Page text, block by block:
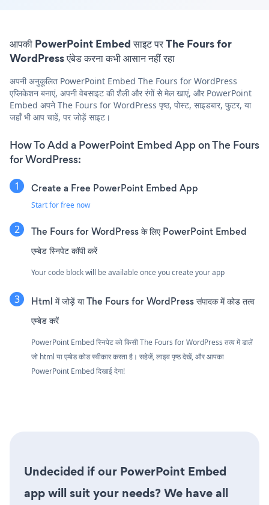
आपकी PowerPoint Embed साइट पर The Fours for
WordPress एंबेड करना कभी आसान नहीं रहा
अपनी अनुकूलित PowerPoint Embed The Fours for WordPress
एप्लिकेशन बनाएं, अपनी वेबसाइट की शैली और रंगों से मेल खाएं, और PowerPoint
Embed अपने The Fours for WordPress पृष्ठ, पोस्ट, साइडबार, फुटर, या
जहाँ भी आप चाहें, पर जोड़ें साइट।
How To Add a PowerPoint Embed App on The Fours
for WordPress:
Create a Free PowerPoint Embed App
Start for free now
The Fours for WordPress के लिए PowerPoint Embed
एम्बेड स्निपेट कॉपी करें
Your code block will be available once you create your app
Html में जोड़ें या The Fours for WordPress संपादक में कोड तत्व
एम्बेड करें
PowerPoint Embed स्निपेट को किसी The Fours for WordPress तत्व में डालें
जो html या एम्बेड कोड स्वीकार करता है। सहेजें, लाइव पृष्ठ देखें, और आपका
PowerPoint Embed दिखाई देगा!
Undecided if our PowerPoint Embed
app will suit your needs? We have all